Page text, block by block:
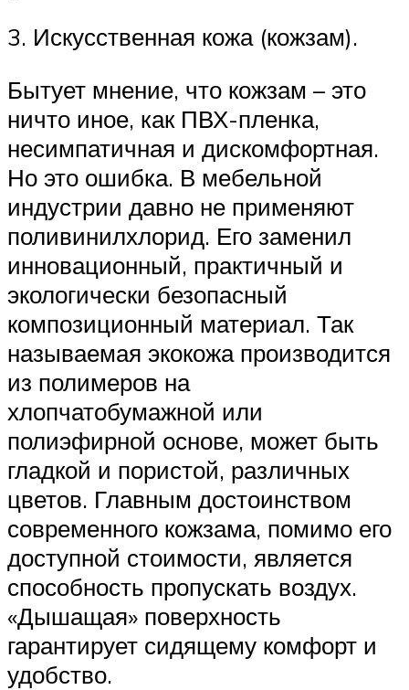
3. Искусственная кожа (кожзам).
Бытует мнение, что кожзам – это
ничто иное, как ПВХ-пленка,
несимпатичная и дискомфортная.
Но это ошибка. В мебельной
индустрии давно не применяют
поливинилхлорид. Его заменил
инновационный, практичный и
экологически безопасный
композиционный материал. Так
называемая экокожа производится
из полимеров на
хлопчатобумажной или
полиэфирной основе, может быть
гладкой и пористой, различных
цветов. Главным достоинством
современного кожзама, помимо его
доступной стоимости, является
способность пропускать воздух.
«Дышащая» поверхность
гарантирует сидящему комфорт и
удобство.